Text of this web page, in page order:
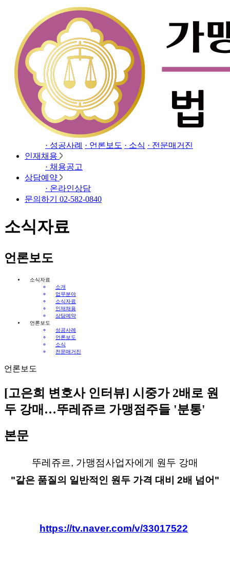
소개
· 인사말
· 오시는길
업무분야
· 프랜차이즈 전담센터
· 공정거래해결센터
재산(IP) 전담센터
· 경제범죄전담센터
· 민사/행정
· 이혼/상속
· 형사 · 기업자문/강의
소식자료
· 성공사례 · 언론보도 · 소식 · 전문매거진
인재채용
· 채용공고
상담예약
· 온라인상담
문의하기 02-582-0840
소식자료
언론보도
소식자료
소개
업무분야
소식자료
인재채용
상담예약
언론보도
성공사례
언론보도
소식
전문매거진
언론보도
[고은희 변호사 인터뷰] 시중가 2배로 원
두 강매…뚜레쥬르 가맹점주들 '분통'
본문
뚜레쥬르, 가맹점사업자에게 원두 강매
"같은 품질의 일반적인 원두 가격 대비 2배 넘어"
https://tv.naver.com/v/33017522